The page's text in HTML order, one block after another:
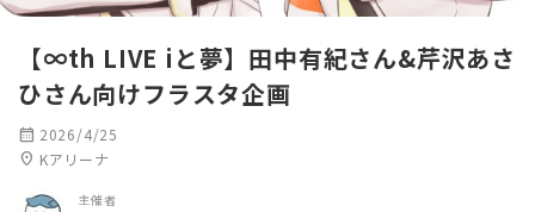
【∞th LIVE iと夢】田中有紀さん&芹沢あさ
ひさん向けフラスタ企画
calendar_month 2026/4/25
location_on Kアリーナ
主催者